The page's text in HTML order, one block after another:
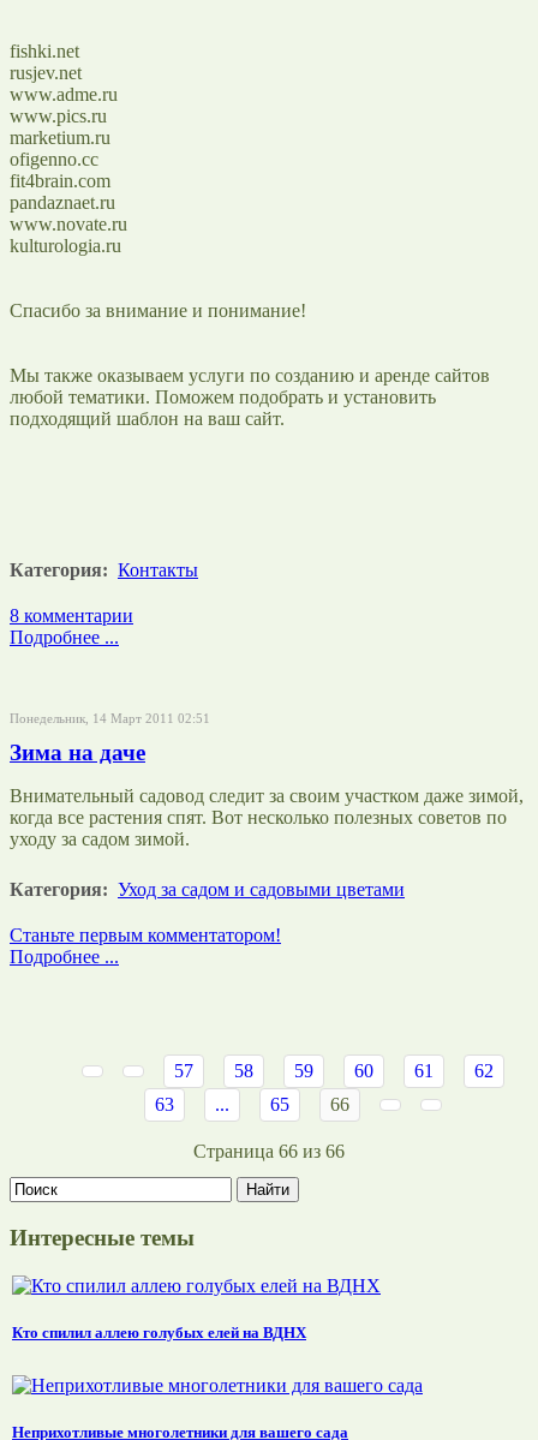
fishki.net
rusjev.net
www.adme.ru
www.pics.ru
marketium.ru
ofigenno.cc
fit4brain.com
pandaznaet.ru
www.novate.ru
kulturologia.ru
Спасибо за внимание и понимание!
Мы также оказываем услуги по созданию и аренде сайтов
любой тематики. Поможем подобрать и установить
подходящий шаблон на ваш сайт.
Категория: Контакты
8 комментарии
Подробнее ...
Понедельник, 14 Март 2011 02:51
Зима на даче
Внимательный садовод следит за своим участком даже зимой,
когда все растения спят. Вот несколько полезных советов по
уходу за садом зимой.
Категория: Уход за садом и садовыми цветами
Станьте первым комментатором!
Подробнее ...
57 58 59 60 61
62
63
... 65 66
Страница 66 из 66
Интересные темы
Кто спилил аллею голубых елей на ВДНХ
Неприхотливые многолетники для вашего сада